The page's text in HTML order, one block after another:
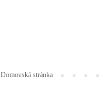
Domovská stránka